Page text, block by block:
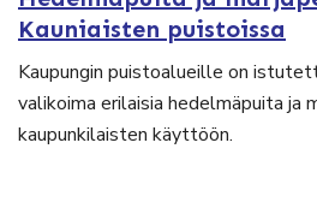
Kauniaisten puistoissa
Kaupungin puistoalueille on
valikoima erilaisia hedelmäpuita ja
kaupunkilaisten käyttöön.